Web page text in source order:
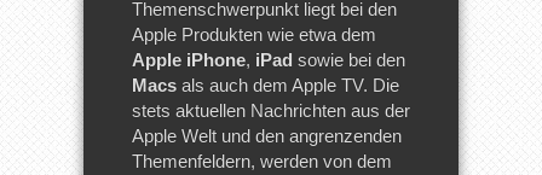
Themenschwerpunkt liegt bei den
Apple Produkten wie etwa dem
Apple iPhone, iPad sowie bei den
Macs als auch dem Apple TV. Die
stets aktuellen Nachrichten aus der
Apple Welt und den angrenzenden
Themenfeldern, werden von dem